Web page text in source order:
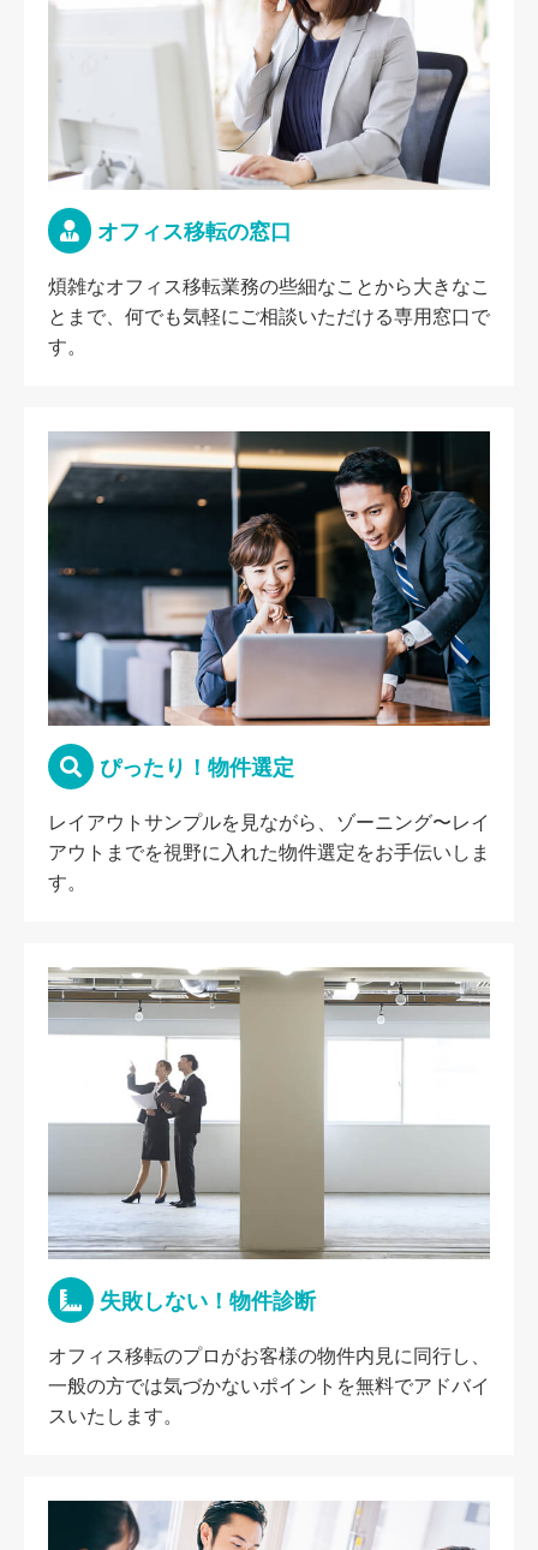
オフィス移転の窓口
煩雑なオフィス移転業務の些細なことから大きなこ
とまで、何でも気軽にご相談いただける専用窓口で
す。
ぴったり！物件選定
レイアウトサンプルを見ながら、ゾーニング〜レイ
アウトまでを視野に入れた物件選定をお手伝いしま
す。
失敗しない！物件診断
オフィス移転のプロがお客様の物件内見に同行し、
一般の方では気づかないポイントを無料でアドバイ
スいたします。